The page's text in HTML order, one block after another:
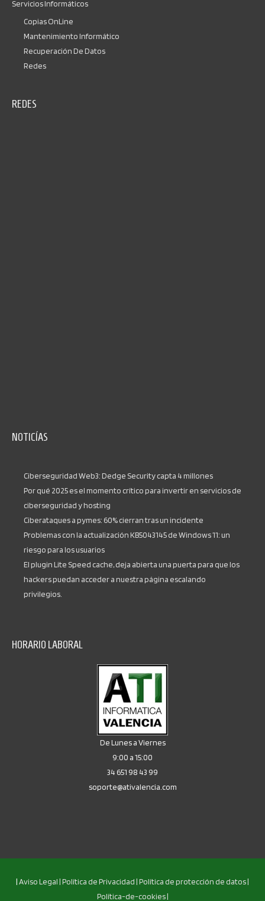
Servicios Informáticos
Copias OnLine
Mantenimiento Informático
Recuperación De Datos
Redes
REDES
NOTICÍAS
Ciberseguridad Web3: Dedge Security capta 4 millones
Por qué 2025 es el momento crítico para invertir en servicios de
ciberseguridad y hosting
Ciberataques a pymes: 60% cierran tras un incidente
Problemas con la actualización KB5043145 de Windows 11: un
riesgo para los usuarios
El plugin Lite Speed cache, deja abierta una puerta para que los
hackers puedan acceder a nuestra página escalando
privilegios.
HORARIO LABORAL
De Lunes a Viernes
9:00 a 15:00
34 651 98 43 99
soporte@ativalencia.com
|Aviso Legal |Política de Privacidad |Política de protección de datos |
Política-de-cookies |